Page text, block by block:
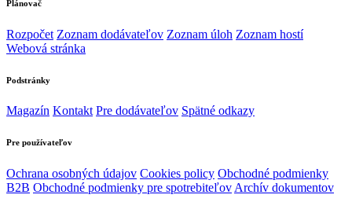
Plánovač
Rozpočet Zoznam dodávateľov Zoznam úloh Zoznam hostí
Webová stránka
Podstránky
Magazín Kontakt Pre dodávateľov Spätné odkazy
Pre používateľov
Ochrana osobných údajov Cookies policy Obchodné podmienky
B2B Obchodné podmienky pre spotrebiteľovArchív dokumentov